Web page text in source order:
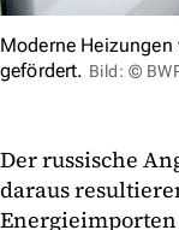
Moderne
gefördert. Bild: ©
Der russische
daraus